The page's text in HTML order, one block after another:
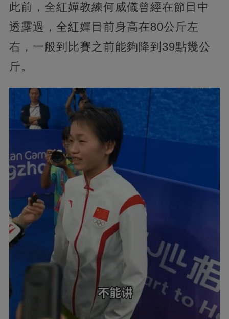
此前，全紅嬋教練何威儀曾經在節目中
透露過，全紅嬋目前身高在80公斤左
右，一般到比賽之前能夠降到39點幾公
斤。